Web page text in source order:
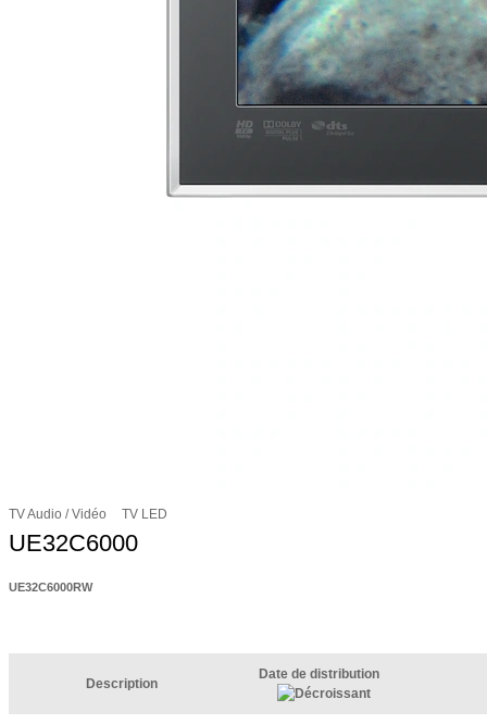
TV Audio / Vidéo TV LED
UE32C6000
UE32C6000RW
Description
Date de distribution